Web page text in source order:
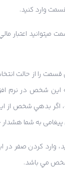
وارد کنيد.
ميتوانيد
را از حالت
اين شخص در نرم
اگر بدهي شخص از
پيغامی به شما
وارد کردن صفر
شخص مي باشد.